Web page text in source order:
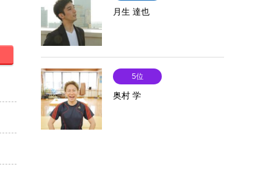
月生 達也
5位
奥村 学